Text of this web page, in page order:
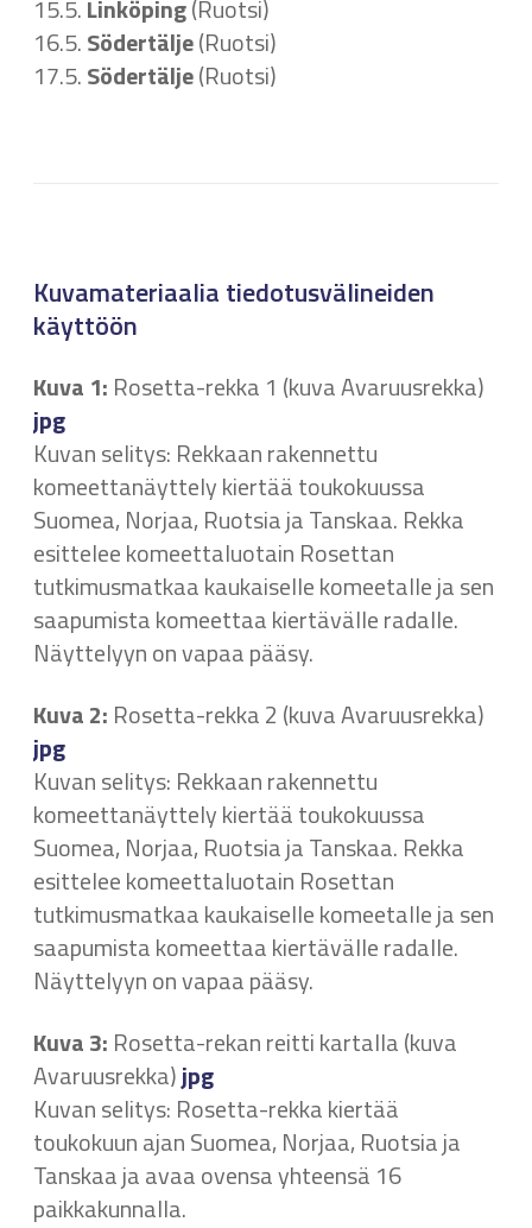
15.5.Linköping(Ruotsi)
16.5.Södertälje(Ruotsi)
17.5.Södertälje(Ruotsi)
Kuvamateriaalia tiedotusvälineiden
käyttöön
Kuva 1: Rosetta-rekka 1 (kuva Avaruusrekka)
jpg
Kuvan selitys: Rekkaan rakennettu
komeettanäyttely kiertää toukokuussa
Suomea, Norjaa, Ruotsia ja Tanskaa. Rekka
esittelee komeettaluotain Rosettan
tutkimusmatkaa kaukaiselle komeetalle ja sen
saapumista komeettaa kiertävälle radalle.
Näyttelyyn on vapaa pääsy.
Kuva 2: Rosetta-rekka 2 (kuva Avaruusrekka)
jpg
Kuvan selitys: Rekkaan rakennettu
komeettanäyttely kiertää toukokuussa
Suomea, Norjaa, Ruotsia ja Tanskaa. Rekka
esittelee komeettaluotain Rosettan
tutkimusmatkaa kaukaiselle komeetalle ja sen
saapumista komeettaa kiertävälle radalle.
Näyttelyyn on vapaa pääsy.
Kuva 3: Rosetta-rekan reitti kartalla (kuva
Avaruusrekka)jpg
Kuvan selitys: Rosetta-rekka kiertää
toukokuun ajan Suomea, Norjaa, Ruotsia ja
Tanskaa ja avaa ovensa yhteensä 16
paikkakunnalla.